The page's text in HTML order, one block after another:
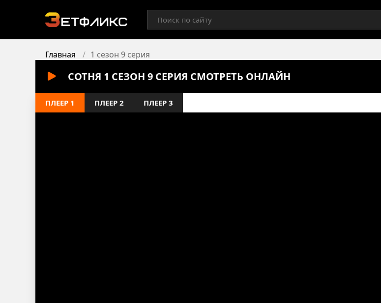
Главная 1 сезон 9 серия
СОТНЯ 1 СЕЗОН 9 СЕРИЯ СМОТРЕТЬ ОНЛАЙН
ПЛЕЕР 1 ПЛЕЕР 2 ПЛЕЕР 3